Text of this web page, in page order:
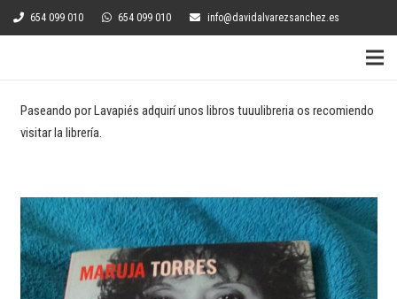
654 099 010 654 099 010 info@davidalvarezsanchez.es
Paseando por Lavapiés adquirí unos libros tuuulibreria os recomiendo
visitar la librería.